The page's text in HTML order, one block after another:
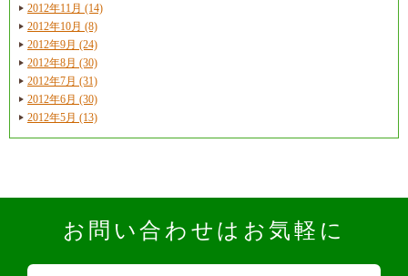
2012年11月 (14)
2012年10月 (8)
2012年9月 (24)
2012年8月 (30)
2012年7月 (31)
2012年6月 (30)
2012年5月 (13)
お問い合わせはお気軽に